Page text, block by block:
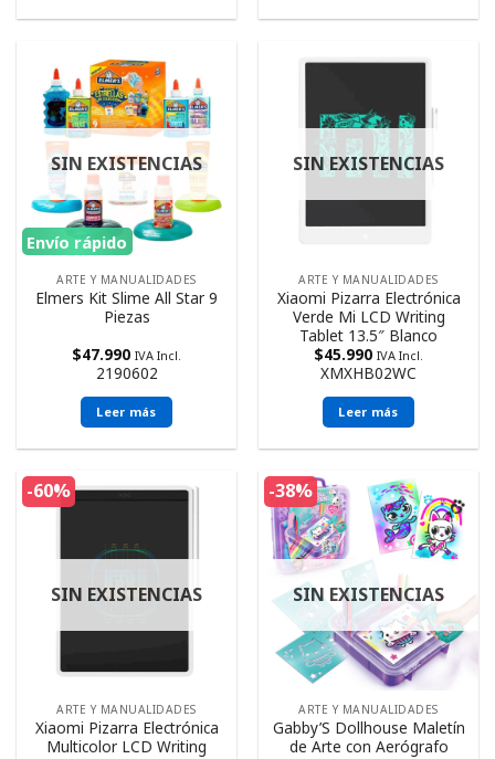
Envío rápido
SIN EXISTENCIAS
ARTE Y MANUALIDADES
Elmers Kit Slime All Star 9
Piezas
$47.990 IVA Incl.
2190602
Leer más
SIN EXISTENCIAS
ARTE Y MANUALIDADES
Xiaomi Pizarra Electrónica
Verde Mi LCD Writing
Tablet 13.5″ Blanco
$45.990 IVA Incl.
XMXHB02WC
Leer más
-60%
SIN EXISTENCIAS
ARTE Y MANUALIDADES
Xiaomi Pizarra Electrónica
Multicolor LCD Writing
-38%
SIN EXISTENCIAS
ARTE Y MANUALIDADES
Gabby’S Dollhouse Maletín
de Arte con Aerógrafo